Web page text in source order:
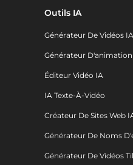
Outils IA
Générateur De Vidéos IA
Générateur
Éditeur Vidéo IA
IA Texte-À-Vidéo
Créateur De Sites Web
Générateur De Noms
Générateur De Vidéos